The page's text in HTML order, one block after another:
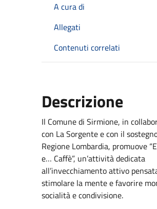
A cura di
Allegati
Contenuti correlati
Descrizione
Il Comune di Sirmione, in
con La Sorgente e con il
Regione Lombardia, promuove
e… Caffè”, un’attività dedicata
all’invecchiamento attivo
stimolare la mente e favorire
socialità e condivisione.